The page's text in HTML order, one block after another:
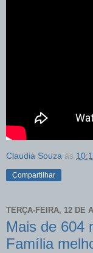
Claudia Souza às
Compartilhar
TERÇA-FEIRA, 12 DE
Mais de 604
Família